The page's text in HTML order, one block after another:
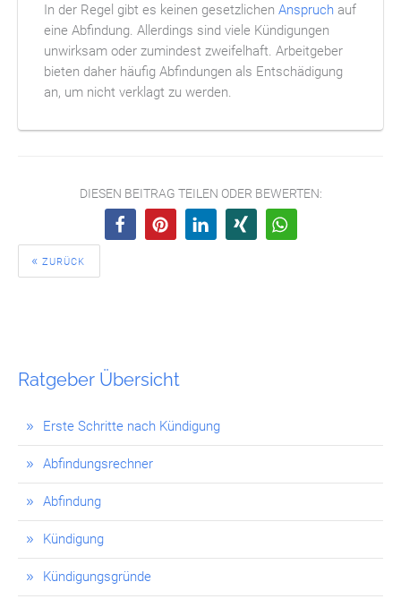
Ratgeber Übersicht
Erste Schritte nach Kündigung
Abfindungsrechner
Abfindung
Kündigung
Kündigungsgründe
In der Regel gibt es keinen gesetzlichenAnspruch auf
eine Abfindung. Allerdings sind viele Kündigungen
unwirksam oder zumindest zweifelhaft. Arbeitgeber
bieten daher häufig Abfindungen als Entschädigung
an, um nicht verklagt zu werden.
DIESEN BEITRAG TEILEN ODER BEWERTEN:
ZURÜCK